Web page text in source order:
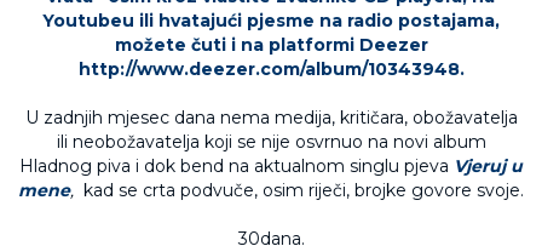
Youtubeu ili hvatajući pjesme na radio postajama,
možete čuti i na platformi Deezer
http://www.deezer.com/album/10343948.
U zadnjih mjesec dana nema medija, kritičara, obožavatelja
ili neobožavatelja koji se nije osvrnuo na novi album
Hladnog piva i dok bend na aktualnom singlu pjeva Vjeruj u
mene, kad se crta podvuče, osim riječi, brojke govore svoje.
30dana.